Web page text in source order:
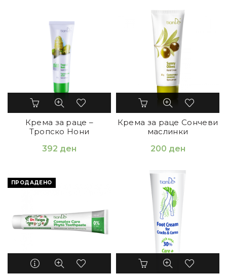
Крема за раце –
Тропско Нони
392 ден
Крема за раце Сончеви
маслинки
200 ден
ПРОДАДЕНО